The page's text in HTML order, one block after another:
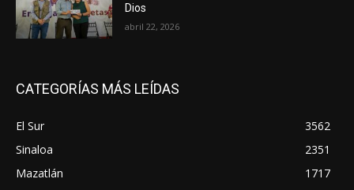
Dios
abril 22, 2026
CATEGORÍAS MÁS LEÍDAS
El Sur
3562
Sinaloa
2351
Mazatlán
1717